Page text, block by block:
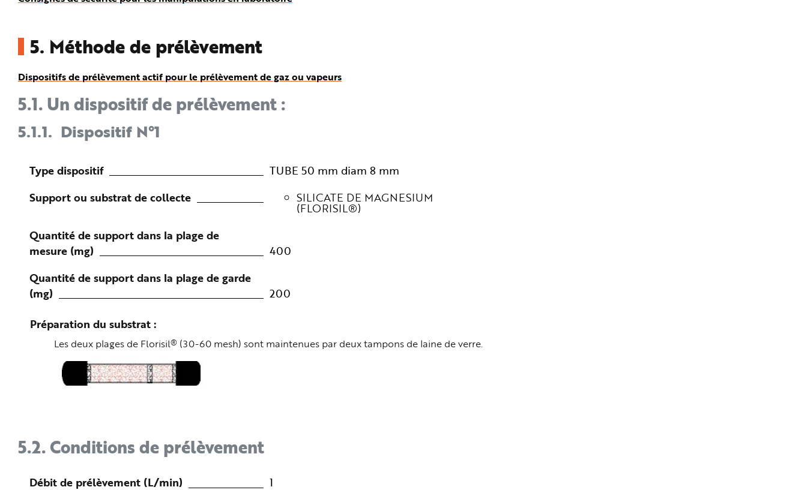
5. Méthode de prélèvement
Dispositifs de prélèvement actif pour le prélèvement de gaz ou vapeurs
5.1.Un dispositif de prélèvement :
5.1.1. Dispositif N°1
Type dispositif
TUBE 50 mm diam 8 mm
Support ou substrat de collecte
SILICATE DE MAGNESIUM
(FLORISIL®)
Quantité de support dans la plage de
mesure (mg)
400
Quantité de support dans la plage de garde
(mg)
200
Préparation du substrat
Les deux plages de Florisil® (30-60 mesh) sont maintenues par deux tampons de laine de verre.
5.2.Conditions de prélèvement
Débit de prélèvement (L/min) 1